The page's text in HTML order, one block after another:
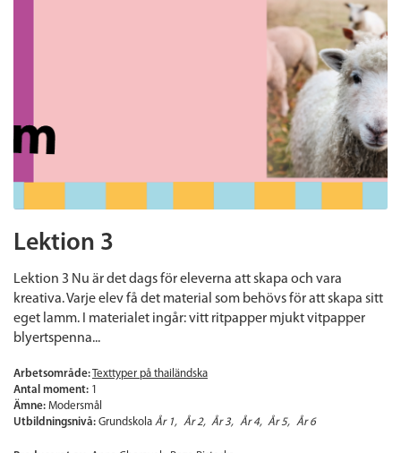
Lektion 3
Lektion 3 Nu är det dags för eleverna att skapa och vara
kreativa. Varje elev få det material som behövs för att skapa sitt
eget lamm. I materialet ingår: vitt ritpapper mjukt vitpapper
blyertspenna...
Arbetsområde:Texttyper på thailändska
Antal moment: 1
Ämne: Modersmål
Utbildningsnivå: Grundskola År 1 År 2 År 3 År 4 År 5 År 6